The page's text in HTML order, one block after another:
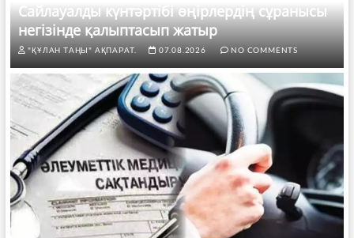
Сайлауалды күнтәртібі өңірлердің сұранысы
негізінде қалыптасып жатыр
"ҚҰЛАН ТАҢЫ" АҚПАРАТ. 07.08.2026 NO COMMENTS